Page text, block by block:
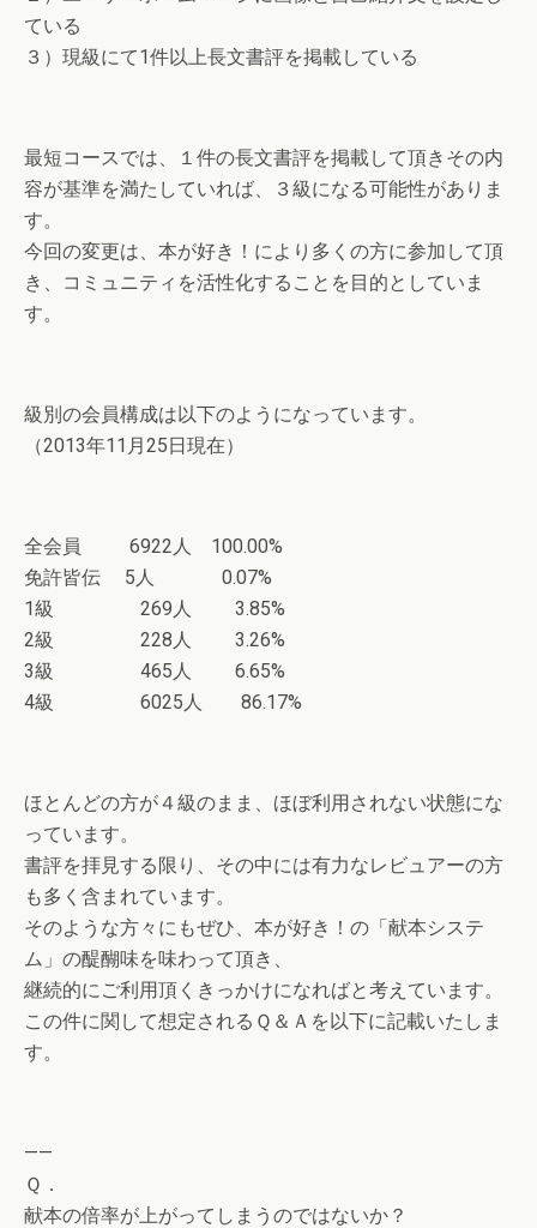
ている
３）現級にて1件以上長文書評を掲載している
最短コースでは、１件の長文書評を掲載して頂きその内
容が基準を満たしていれば、３級になる可能性がありま
す。
今回の変更は、本が好き！により多くの方に参加して頂
き、コミュニティを活性化することを目的としていま
す。
級別の会員構成は以下のようになっています。
（2013年11月25日現在）
全会員 6922人 100.00%
免許皆伝 5人 0.07%
1級 269人 3.85%
2級 228人 3.26%
3級 465人 6.65%
4級 6025人 86.17%
ほとんどの方が４級のまま、ほぼ利用されない状態にな
っています。
書評を拝見する限り、その中には有力なレビュアーの方
も多く含まれています。
そのような方々にもぜひ、本が好き！の「献本システ
ム」の醍醐味を味わって頂き、
継続的にご利用頂くきっかけになればと考えています。
この件に関して想定されるＱ＆Ａを以下に記載いたしま
す。
——
Ｑ．
献本の倍率が上がってしまうのではないか？